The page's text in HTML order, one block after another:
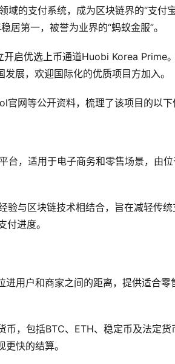
的支付系统，成为区块链界的“支付
第一，被誉为业界的“蚂蚁金服”。
启优选上币通道Huobi Korea Prime
展，欢迎国际化的优质项目方加入。
网等公开资料，梳理了该项目的以下
，适用于电子商务和零售场景，由
与区块链技术相结合，旨在减轻传
进度。
用户和商家之间的距离，提供适合零
币，包括BTC、ETH、稳定币及法定
快的结算。